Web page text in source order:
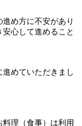
め方に不安があり
心して進めること
めていただきまし
理（食事）は利用